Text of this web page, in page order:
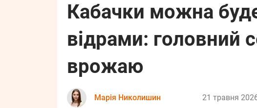
Кабачки можна
відрами: головний
врожаю
Марія Николишин 21 травня